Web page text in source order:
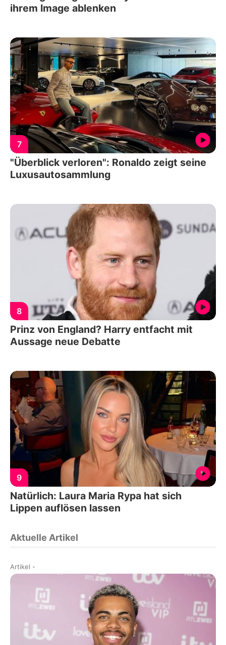
ihrem Image ablenken
7
"Überblick verloren": Ronaldo zeigt seine
Luxusautosammlung
8
Prinz von England? Harry entfacht mit
Aussage neue Debatte
9
Natürlich: Laura Maria Rypa hat sich
Lippen auflösen lassen
Aktuelle Artikel
Artikel -